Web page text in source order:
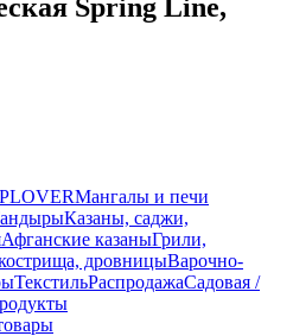
Spring Line,
Мангалы и печи
Казаны, саджи,
Афганские казаныГрили,
дровницыВарочно-
ТекстильРаспродажаСадовая /